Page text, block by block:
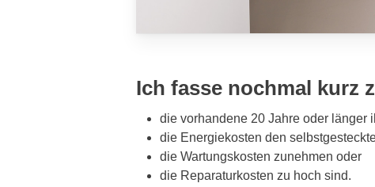
Ich fasse nochmal kurz
die vorhandene 20 Jahre oder länger
die Energiekosten den
die Wartungskosten zunehmen oder
die Reparaturkosten zu hoch sind.